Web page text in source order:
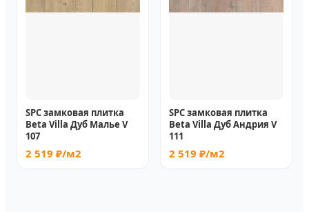
SPC замковая плитка
Beta Villa Дуб Малье V
107
2 519 ₽/м2
SPC замковая плитка
Beta Villa Дуб Андрия V
111
2 519 ₽/м2